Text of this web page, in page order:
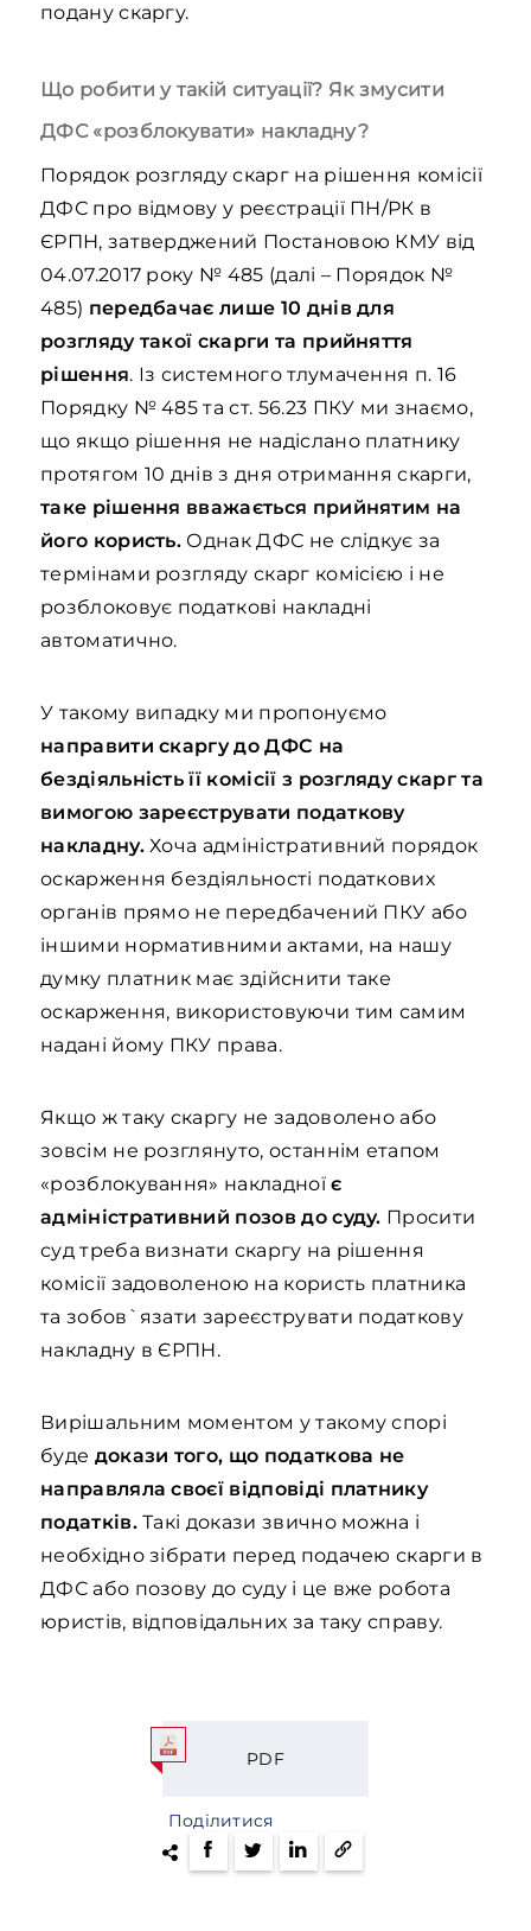
подану скаргу.
Що робити у такій ситуації? Як змусити
ДФС «розблокувати» накладну?
Порядок розгляду скарг на рішення комісії
ДФС про відмову у реєстрації ПН/РК в
ЄРПН, затверджений Постановою КМУ від
04.07.2017 року № 485 (далі – Порядок №
485) передбачає лише 10 днів для
розгляду такої скарги та прийняття
рішення. Із системного тлумачення п. 16
Порядку № 485 та ст. 56.23 ПКУ ми знаємо,
що якщо рішення не надіслано платнику
протягом 10 днів з дня отримання скарги,
таке рішення вважається прийнятим на
його користь. Однак ДФС не слідкує за
термінами розгляду скарг комісією і не
розблоковує податкові накладні
автоматично.
У такому випадку ми пропонуємо
направити скаргу до ДФС на
бездіяльність її комісії з розгляду скарг та
вимогою зареєструвати податкову
накладну.Хоча адміністративний порядок
оскарження бездіяльності податкових
органів прямо не передбачений ПКУ або
іншими нормативними актами, на нашу
думку платник має здійснити таке
оскарження, використовуючи тим самим
надані йому ПКУ права.
Якщо ж таку скаргу не задоволено або
зовсім не розглянуто, останнім етапом
«розблокування» накладноїє
адміністративний позов до суду. Просити
суд треба визнати скаргу на рішення
комісії задоволеною на користь платника
та зобов`язати зареєструвати податкову
накладну в ЄРПН.
Вирішальним моментом у такому спорі
буде докази того, що податкова не
направляла своєї відповіді платнику
податків.Такі докази звично можна і
необхідно зібрати перед подачею скарги в
ДФС або позову до суду і це вже робота
юристів, відповідальних за таку справу.
PDF
Поділитися